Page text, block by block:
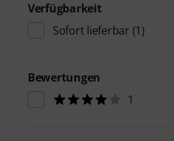
Verfügbarkeit
Sofort lieferbar (1)
Bewertungen
1